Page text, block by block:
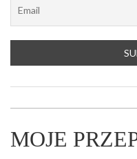
MOJE